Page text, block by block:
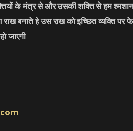
के मंत्र से और उसकी शक्ति से हम
बनाते हे उस राख को इच्छित व्यक्ति पर
जाएगी